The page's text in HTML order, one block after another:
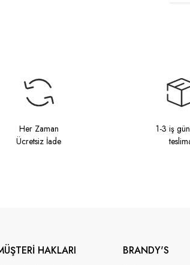
Her Zaman
Ücretsiz İade
1-3 iş
HAKLARI BRANDY'S